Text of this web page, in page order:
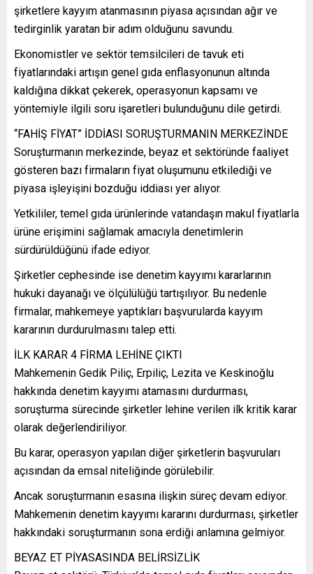
şirketlere kayyım atanmasının piyasa açısından ağır ve
tedirginlik yaratan bir adım olduğunu savundu.
Ekonomistler ve sektör temsilcileri de tavuk eti
fiyatlarındaki artışın genel gıda enflasyonunun altında
kaldığına dikkat çekerek, operasyonun kapsamı ve
yöntemiyle ilgili soru işaretleri bulunduğunu dile getirdi.
“FAHİŞ FİYAT” İDDİASI SORUŞTURMANIN MERKEZİNDE
Soruşturmanın merkezinde, beyaz et sektöründe faaliyet
gösteren bazı firmaların fiyat oluşumunu etkilediği ve
piyasa işleyişini bozduğu iddiası yer alıyor.
Yetkililer, temel gıda ürünlerinde vatandaşın makul fiyatlarla
ürüne erişimini sağlamak amacıyla denetimlerin
sürdürüldüğünü ifade ediyor.
Şirketler cephesinde ise denetim kayyımı kararlarının
hukuki dayanağı ve ölçülülüğü tartışılıyor. Bu nedenle
firmalar, mahkemeye yaptıkları başvurularda kayyım
kararının durdurulmasını talep etti.
İLK KARAR 4 FİRMA LEHİNE ÇIKTI
Mahkemenin Gedik Piliç, Erpiliç, Lezita ve Keskinoğlu
hakkında denetim kayyımı atamasını durdurması,
soruşturma sürecinde şirketler lehine verilen ilk kritik karar
olarak değerlendiriliyor.
Bu karar, operasyon yapılan diğer şirketlerin başvuruları
açısından da emsal niteliğinde görülebilir.
Ancak soruşturmanın esasına ilişkin süreç devam ediyor.
Mahkemenin denetim kayyımı kararını durdurması, şirketler
hakkındaki soruşturmanın sona erdiği anlamına gelmiyor.
BEYAZ ET PİYASASINDA BELİRSİZLİK